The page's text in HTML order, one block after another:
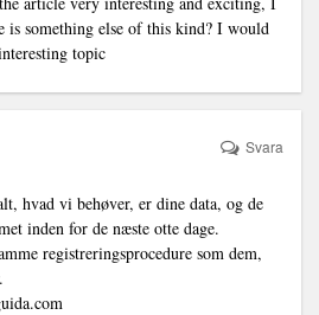
is something else of this kind? I would
topic
hvad vi behøver, er dine data, og de
inden for de næste otte dage.
registreringsprocedure som dem,
Svara